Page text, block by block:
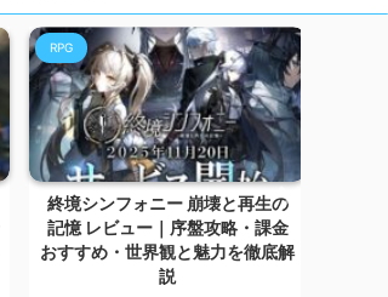
RPG
終境シンフォニー 崩壊と再生の
記憶 レビュー｜序盤攻略・課金
おすすめ・世界観と魅力を徹底解
説